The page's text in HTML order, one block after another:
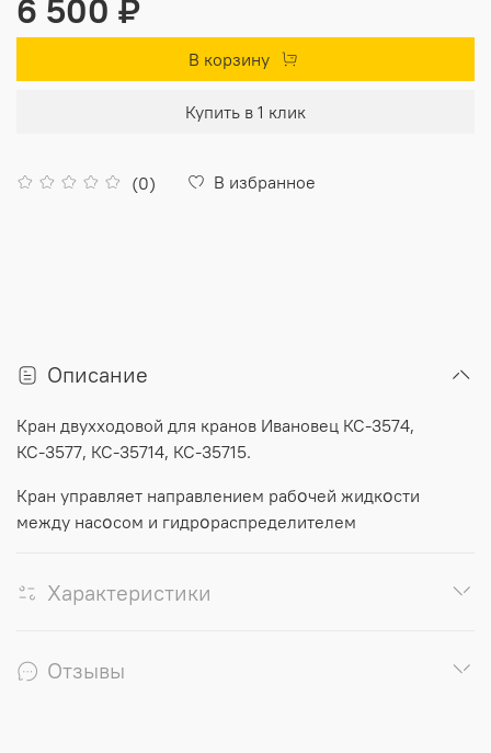
(0) В избранное
6 500 ₽
В корзину
Купить в 1 клик
Описание
Кран двухходовой для кранов Ивановец КС-3574,
КС-3577, КС-35714, КС-35715.
Кран управляет направлением рабοчей жидкοсти
между насοсом и гидрοраспределителем
Характеристики
Отзывы